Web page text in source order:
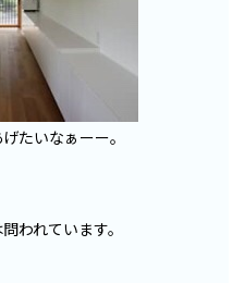
たいなぁーー。
われています。